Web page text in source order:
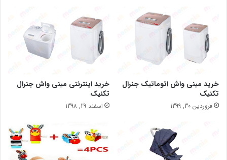
خرید مینی واش اتوماتیک جنرال
تکنیک
فروردین 30, 1399
خرید اینترنتی مینی واش جنرال
تکنیک
اسفند 29, 1398